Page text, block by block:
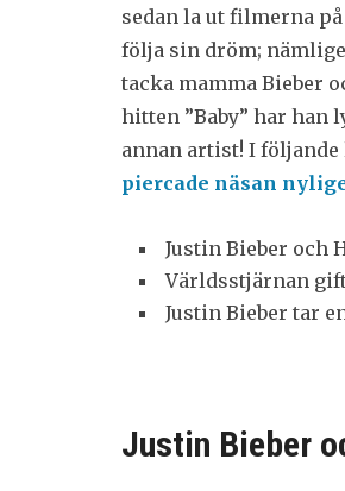
sedan la ut filmerna
följa sin dröm;
tacka mamma Bieber
hitten ”Baby” har han
annan artist! I
piercade näsan
Justin Bieber och
Världsstjärnan
Justin Bieber tar
Justin Bieber